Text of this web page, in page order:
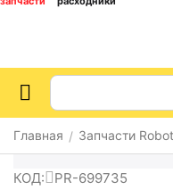
Главная / Запчасти
КОД: PR-699735